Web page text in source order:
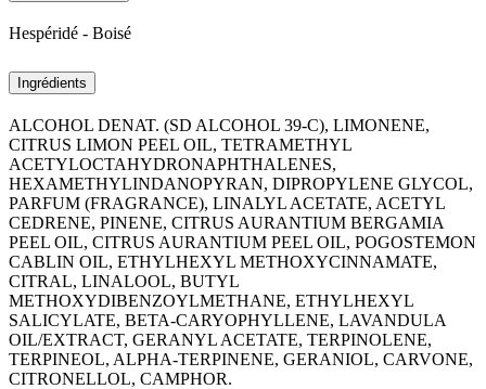
Hespéridé - Boisé
Ingrédients
ALCOHOL DENAT. (SD ALCOHOL 39-C), LIMONENE,
CITRUS LIMON PEEL OIL, TETRAMETHYL
ACETYLOCTAHYDRONAPHTHALENES,
HEXAMETHYLINDANOPYRAN, DIPROPYLENE GLYCOL,
PARFUM (FRAGRANCE), LINALYL ACETATE, ACETYL
CEDRENE, PINENE, CITRUS AURANTIUM BERGAMIA
PEEL OIL, CITRUS AURANTIUM PEEL OIL, POGOSTEMON
CABLIN OIL, ETHYLHEXYL METHOXYCINNAMATE,
CITRAL, LINALOOL, BUTYL
METHOXYDIBENZOYLMETHANE, ETHYLHEXYL
SALICYLATE, BETA-CARYOPHYLLENE, LAVANDULA
OIL/EXTRACT, GERANYL ACETATE, TERPINOLENE,
TERPINEOL, ALPHA-TERPINENE, GERANIOL, CARVONE,
CITRONELLOL, CAMPHOR.